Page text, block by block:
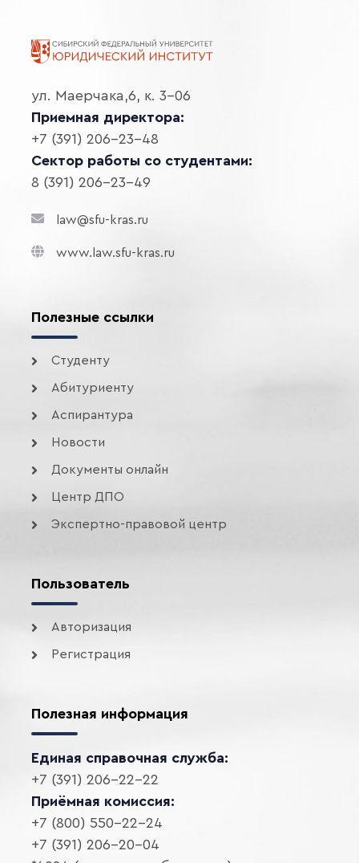
ул. Маерчака,6, к. 3-06
Приемная директора:
+7 (391) 206-23-48
Сектор работы со студентами:
8 (391) 206-23-49
law@sfu-kras.ru
www.law.sfu-kras.ru
Полезные ссылки
Студенту
Абитуриенту
Аспирантура
Новости
Документы онлайн
Центр ДПО
Экспертно-правовой центр
Пользователь
Авторизация
Регистрация
Полезная информация
Единая справочная служба:
+7 (391) 206-22-22
Приёмная комиссия:
+7 (800) 550-22-24
+7 (391) 206-20-04